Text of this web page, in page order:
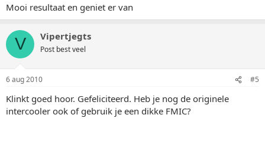
Mooi resultaat en geniet er van
V Vipertjegts
Post best veel
6 aug 2010 #5
Klinkt goed hoor. Gefeliciteerd. Heb je nog de originele
intercooler ook of gebruik je een dikke FMIC?